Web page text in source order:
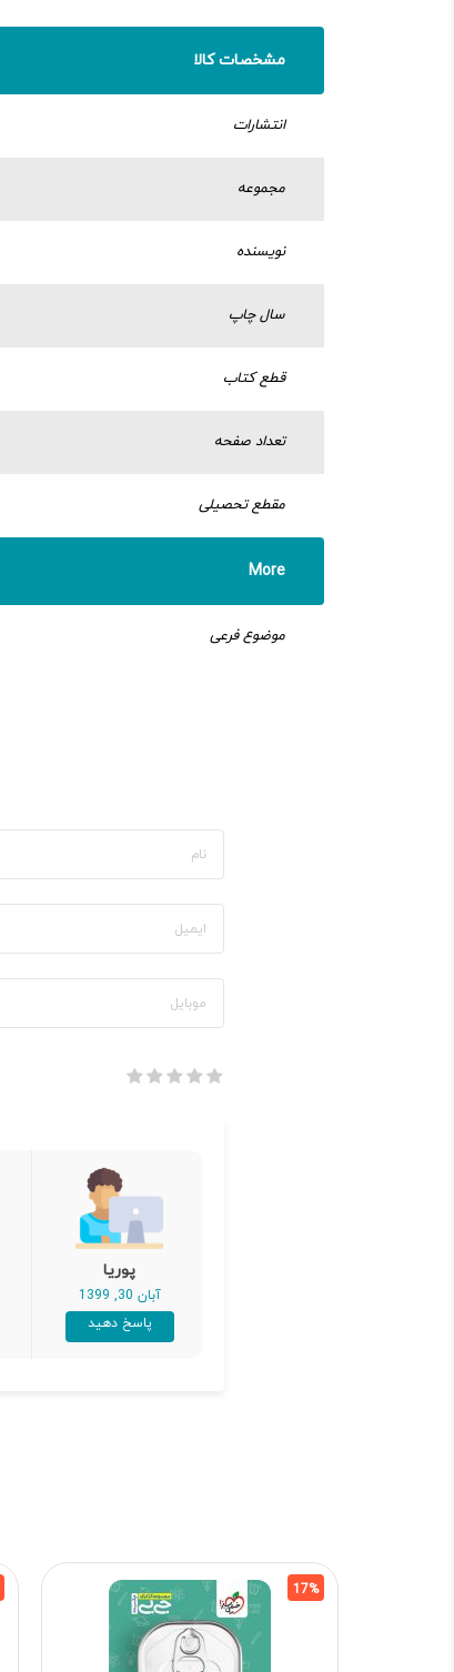
مشخصات کالا
انتشارات
مجموعه
نویسنده
سال چاپ
قطع کتاب
تعداد صفحه
مقطع تحصیلی
More
موضوع فرعی
پوریا
آبان 30, 1399
پاسخ دهید
17%